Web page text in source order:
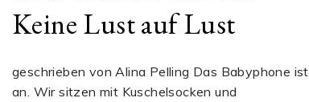
Keine Lust auf Lust
geschrieben von Alina Pelling Das Babyphone ist
an. Wir sitzen mit Kuschelsocken und